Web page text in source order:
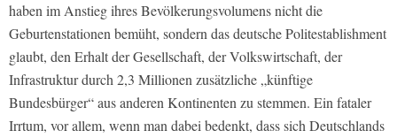
haben im Anstieg ihres Bevölkerungsvolumens nicht die
Geburtenstationen bemüht, sondern das deutsche Politestablishment
glaubt, den Erhalt der Gesellschaft, der Volkswirtschaft, der
Infrastruktur durch 2,3 Millionen zusätzliche „künftige
Bundesbürger“ aus anderen Kontinenten zu stemmen. Ein fataler
Irrtum, vor allem, wenn man dabei bedenkt, dass sich Deutschlands